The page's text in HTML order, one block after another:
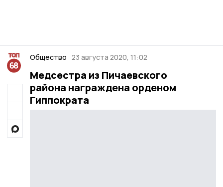
Общество 23 августа 2020, 11:02
Медсестра из Пичаевского
района награждена орденом
Гиппократа